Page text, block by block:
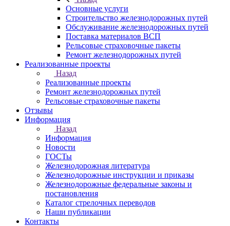
Основные услуги
Строительство железнодорожных путей
Обслуживание железнодорожных путей
Поставка материалов ВСП
Рельсовые страховочные пакеты
Ремонт железнодорожных путей
Реализованные проекты
Назад
Реализованные проекты
Ремонт железнодорожных путей
Рельсовые страховочные пакеты
Отзывы
Информация
Назад
Информация
Новости
ГОСТы
Железнодорожная литература
Железнодорожные инструкции и приказы
Железнодорожные федеральные законы и
постановления
Каталог стрелочных переводов
Наши публикации
Контакты